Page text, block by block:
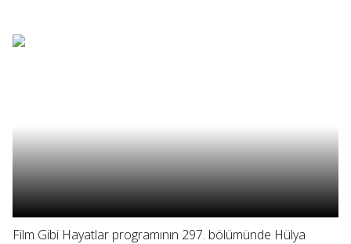
Film Gibi Hayatlar programının 297. bölümünde Hülya